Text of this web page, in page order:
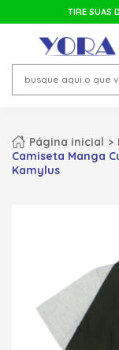
TIRE SUAS
Página inicial
Camiseta Manga
Kamylus